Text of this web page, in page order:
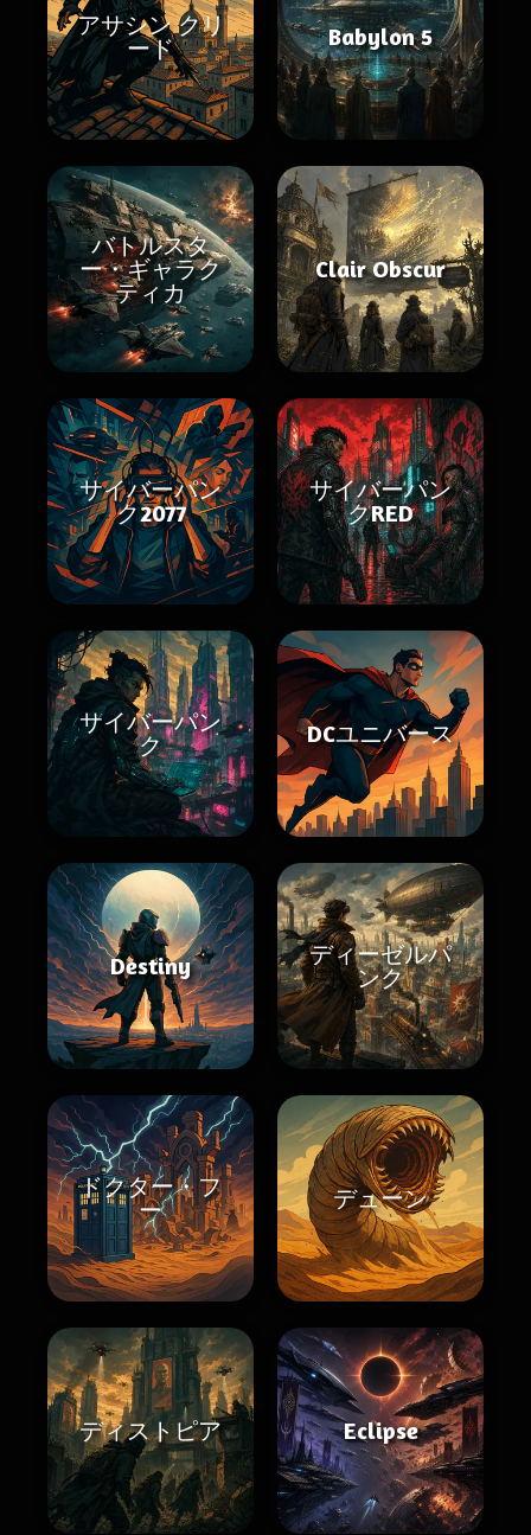
アサシン クリ
ード
Babylon 5
バトルスタ
ー・ギャラク
ティカ
Clair Obscur
サイバーパン
ク2077
サイバーパン
クRED
サイバーパン
ク
DCユニバース
Destiny
ディーゼルパ
ンク
ドクター・フ
ー
デューン
ディストピア Eclipse